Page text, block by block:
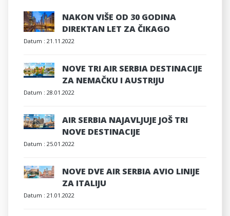
NAKON VIŠE OD 30 GODINA
DIREKTAN LET ZA ČIKAGO
Datum : 21.11.2022
NOVE TRI AIR SERBIA DESTINACIJE
ZA NEMAČKU I AUSTRIJU
Datum : 28.01.2022
AIR SERBIA NAJAVLJUJE JOŠ TRI
NOVE DESTINACIJE
Datum : 25.01.2022
NOVE DVE AIR SERBIA AVIO LINIJE
ZA ITALIJU
Datum : 21.01.2022